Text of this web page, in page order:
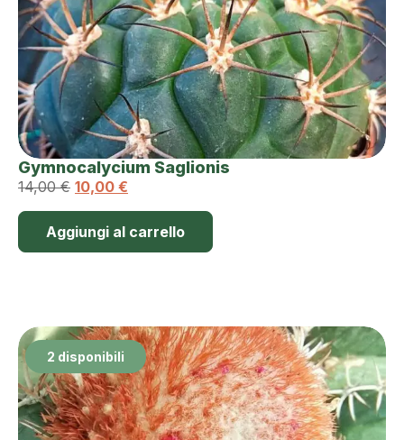
Gymnocalycium Saglionis
14,00€ 10,00 €
Aggiungi al carrello
2 disponibili